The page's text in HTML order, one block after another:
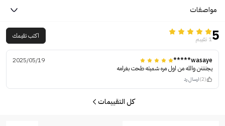
مواصفات
51 تقييم اكتب تقيمك
wasaye*****
2025/05/19
يجننننن والله من اول مره شميته طحت بغرامه
(2) ارسال رد
كل التقييمات